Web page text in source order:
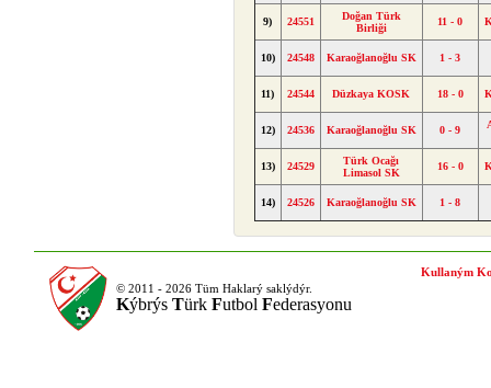
9) 24551
Doğan Türk
Birliği
11 - 0
10) 24548 Karaoğlanoğlu SK 1 - 3
11) 24544 Düzkaya KOSK 18 - 0
12) 24536 Karaoğlanoğlu SK 0 - 9
13) 24529
Türk Ocağı
Limasol SK
16 - 0
14) 24526 Karaoğlanoğlu SK 1 - 8
© 2011 - 2026 Tüm Haklarý saklýdýr.
Kýbrýs Türk Futbol Federasyonu
Kullaným